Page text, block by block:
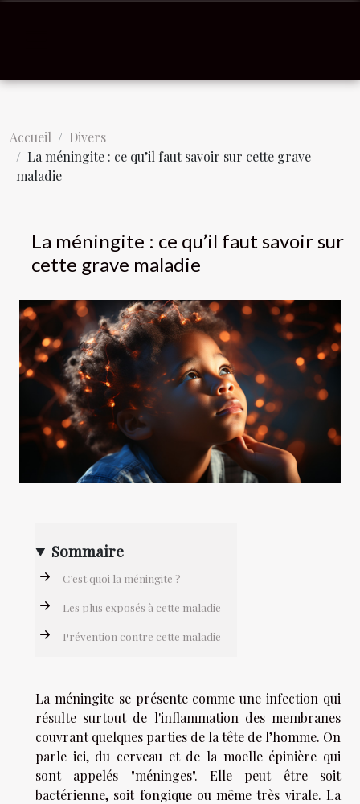
Accueil
Divers
La méningite : ce qu’il faut savoir sur cette grave
maladie
La méningite : ce qu’il faut savoir sur
cette grave maladie
Sommaire
C’est quoi la méningite ?
Les plus exposés à cette maladie
Prévention contre cette maladie
La méningite se présente comme une infection qui
résulte surtout de l'inflammation des membranes
couvrant quelques parties de la tête de l’homme. On
parle ici, du cerveau et de la moelle épinière qui
sont appelés "méninges". Elle peut être soit
bactérienne, soit fongique ou même très virale. La